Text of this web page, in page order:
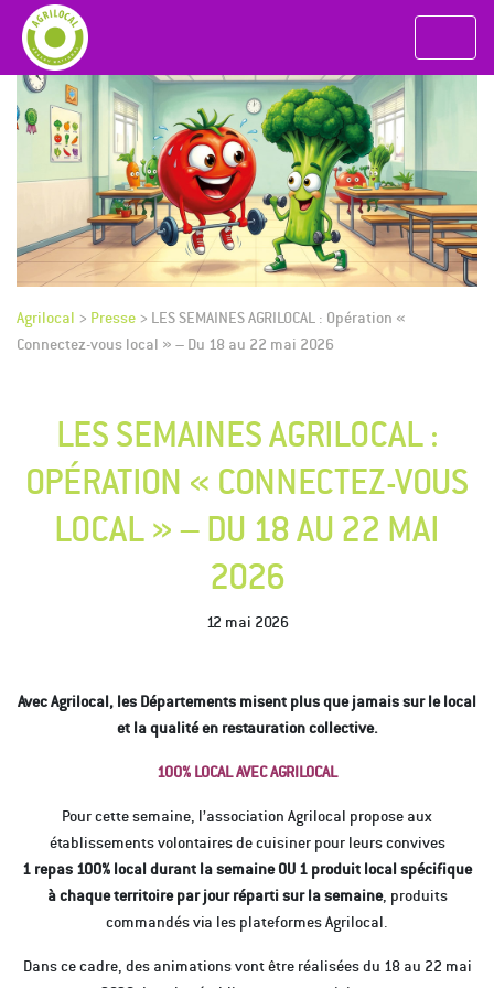
Agrilocal > Presse > LES SEMAINES AGRILOCAL : Opération «
Connectez-vous local » – Du 18 au 22 mai 2026
LES SEMAINES AGRILOCAL :
OPÉRATION « CONNECTEZ-VOUS
LOCAL » – DU 18 AU 22 MAI
2026
12 mai 2026
Avec Agrilocal, les Départements misent plus que jamais sur le local
et la qualité en restauration collective.
100% LOCAL AVEC AGRILOCAL
Pour cette semaine, l’association Agrilocal propose aux
établissements volontaires de cuisiner pour leurs convives
1 repas 100% local durant la semaine OU 1 produit local spécifique
à chaque territoire par jour réparti sur la semaine, produits
commandés via les plateformes Agrilocal.
Dans ce cadre, des animations vont être réalisées du 18 au 22 mai